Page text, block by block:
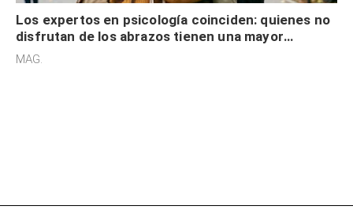
Los expertos en psicología coinciden: quienes no
disfrutan de los abrazos tienen una mayor
sensibilidad a los estímulos físicos y no es por
MAG.